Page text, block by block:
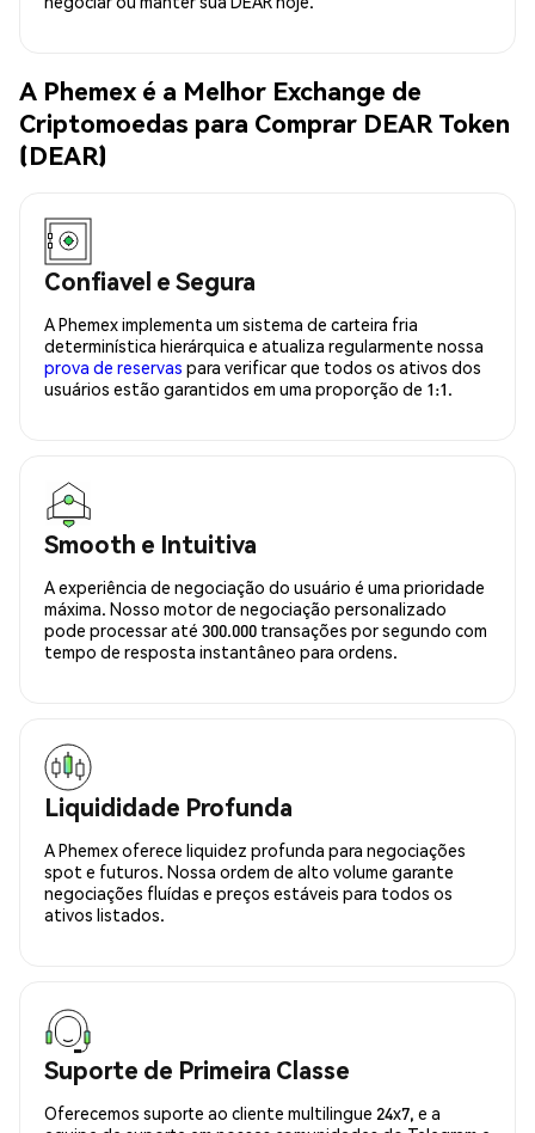
A Phemex é a Melhor Exchange de
Criptomoedas para Comprar DEAR Token
(DEAR)
Confiavel e Segura
A Phemex implementa um sistema de carteira fria
determinística hierárquica e atualiza regularmente nossa
prova de reservas para verificar que todos os ativos dos
usuários estão garantidos em uma proporção de 1:1.
Smooth e Intuitiva
A experiência de negociação do usuário é uma prioridade
máxima. Nosso motor de negociação personalizado
pode processar até 300.000 transações por segundo com
tempo de resposta instantâneo para ordens.
Liquididade Profunda
A Phemex oferece liquidez profunda para negociações
spot e futuros. Nossa ordem de alto volume garante
negociações fluídas e preços estáveis para todos os
ativos listados.
Suporte de Primeira Classe
Oferecemos suporte ao cliente multilingue 24x7, e a